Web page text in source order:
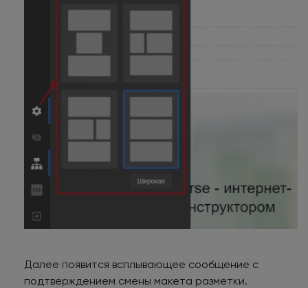
Далее появится всплывающее сообщение с
подтверждением смены макета разметки.